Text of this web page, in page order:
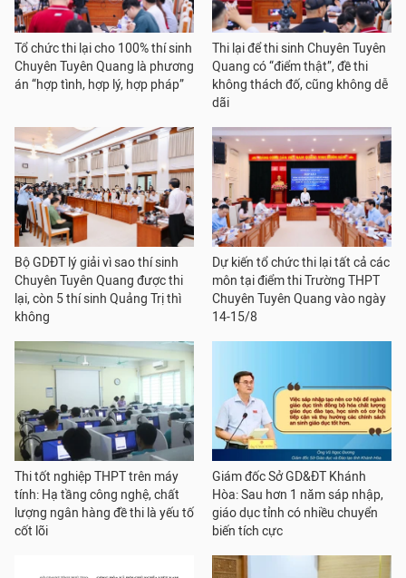
Tổ chức thi lại cho 100% thí sinh
Chuyên Tuyên Quang là phương
án “hợp tình, hợp lý, hợp pháp”
Thi lại để thi sinh Chuyên Tuyên
Quang có “điểm thật”, đề thi
không thách đố, cũng không dễ
dãi
Bộ GDĐT lý giải vì sao thí sinh
Chuyên Tuyên Quang được thi
lại, còn 5 thí sinh Quảng Trị thì
không
Dự kiến tổ chức thi lại tất cả các
môn tại điểm thi Trường THPT
Chuyên Tuyên Quang vào ngày
14-15/8
Thi tốt nghiệp THPT trên máy
tính: Hạ tầng công nghệ, chất
lượng ngân hàng đề thi là yếu tố
cốt lõi
Giám đốc Sở GD&ĐT Khánh
Hòa: Sau hơn 1 năm sáp nhập,
giáo dục tỉnh có nhiều chuyển
biến tích cực